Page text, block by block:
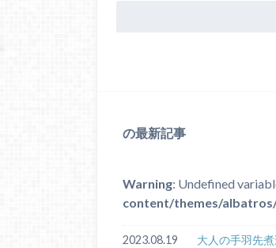
の最新記事
Warning: Undefined
content/themes/
2023.08.19 大人の手羽先